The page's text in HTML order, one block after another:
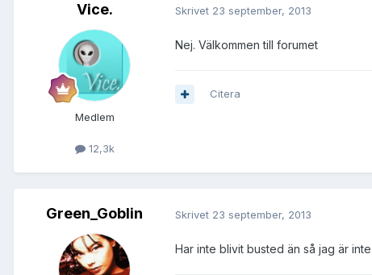
Vice.
Medlem
12,3k
Skrivet 23 september, 2013
Nej. Välkommen till forumet
Citera
Green_Goblin Skrivet 23 september, 2013
Har inte blivit busted än så jag är